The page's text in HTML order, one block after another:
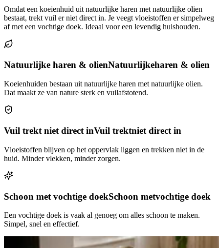
Omdat een koeienhuid uit natuurlijke haren met natuurlijke olien
bestaat, trekt vuil er niet direct in. Je veegt vloeistoffen er simpelweg
af met een vochtige doek. Ideaal voor een levendig huishouden.
Natuurlijke haren & olienNatuurlijkeharen & olien
Koeienhuiden bestaan uit natuurlijke haren met natuurlijke olien.
Dat maakt ze van nature sterk en vuilafstotend.
Vuil trekt niet direct inVuil trektniet direct in
Vloeistoffen blijven op het oppervlak liggen en trekken niet in de
huid. Minder vlekken, minder zorgen.
Schoon met vochtige doekSchoon metvochtige doek
Een vochtige doek is vaak al genoeg om alles schoon te maken.
Simpel, snel en effectief.